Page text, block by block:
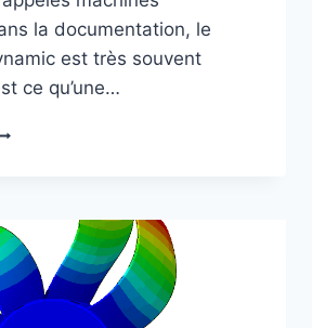
la documentation, le
est très souvent
ce qu’une…